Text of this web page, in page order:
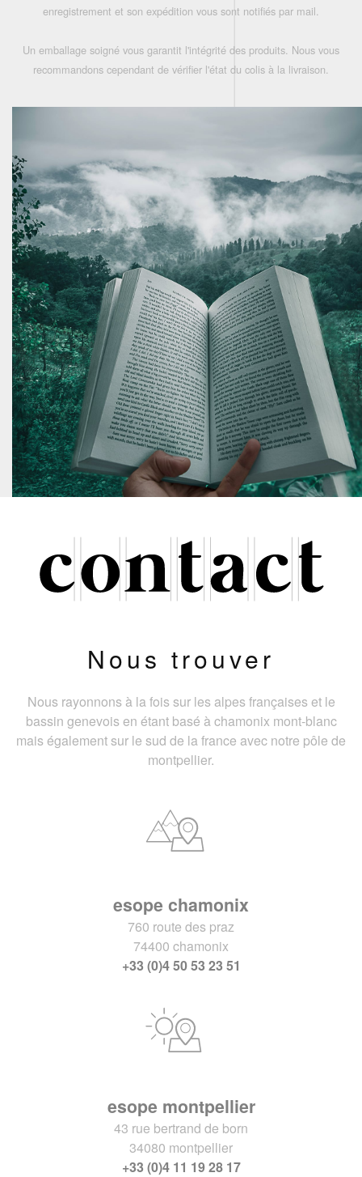
enregistrement et son expédition vous sont notifiés par mail.
Un emballage soigné vous garantit l'intégrité des produits. Nous vous
recommandons cependant de vérifier l'état du colis à la livraison.
Nous trouver
Nous rayonnons à la fois sur les alpes françaises et le
bassin genevois en étant basé à chamonix mont-blanc
mais également sur le sud de la france avec notre pôle de
montpellier.
esope chamonix
760 route des praz
74400 chamonix
+33 (0)4 50 53 23 51
esope montpellier
43 rue bertrand de born
34080 montpellier
+33 (0)4 11 19 28 17